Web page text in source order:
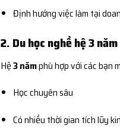
Định hướng việc làm tại
2. Du học nghề hệ 3
Hệ3 nămphù hợp với các bạn
Học chuyên sâu
Có nhiều thời gian tích lũy